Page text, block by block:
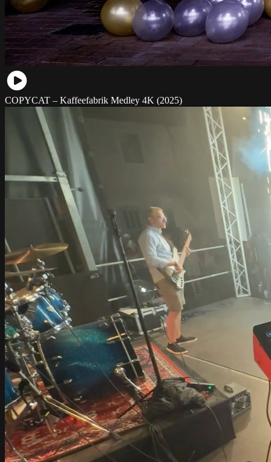
COPYCAT – Kaffeefabrik Medley 4K (2025)